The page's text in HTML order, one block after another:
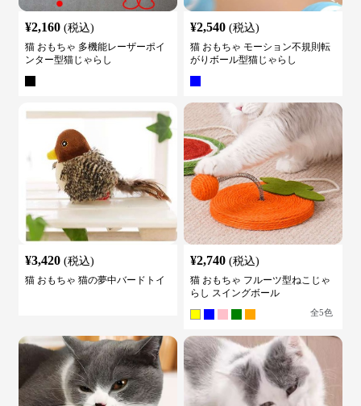
¥2,160 (税込)
猫 おもちゃ 多機能レーザーポイ
ンター型猫じゃらし
¥2,540 (税込)
猫 おもちゃ モーション不規則転
がりボール型猫じゃらし
¥3,420 (税込)
猫 おもちゃ 猫の夢中バードトイ
¥2,740 (税込)
猫 おもちゃ フルーツ型ねこじゃ
らし スイングボール
全5色